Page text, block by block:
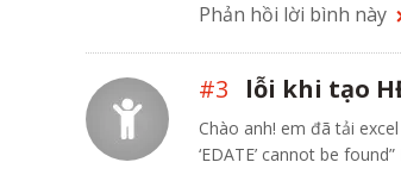
Phản hồi lời bình này
#3 lỗi khi tạo
Chào anh! em đã tải
‘EDATE’ cannot be